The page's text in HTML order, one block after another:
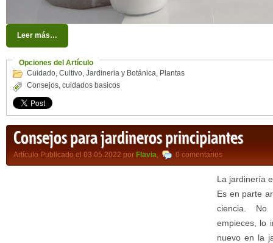
Leer más…
Opciones del Artículo
Cuidado, Cultivo, Jardineria y Botánica, Plantas
Consejos, cuidados basicos
Consejos para jardineros principiantes
Artículo Publicado el 03.05.2022 por Flavia, 0 comentarios
La jardinería
Es en parte
ciencia.
empieces, lo
nuevo en la